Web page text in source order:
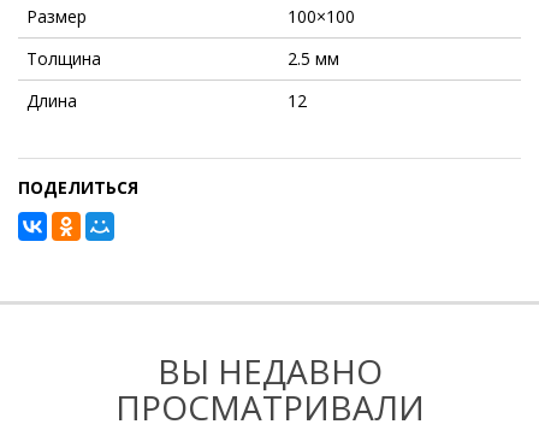
Размер
100×100
Толщина
2.5 мм
Длина
12
ПОДЕЛИТЬСЯ
ВЫ НЕДАВНО
ПРОСМАТРИВАЛИ